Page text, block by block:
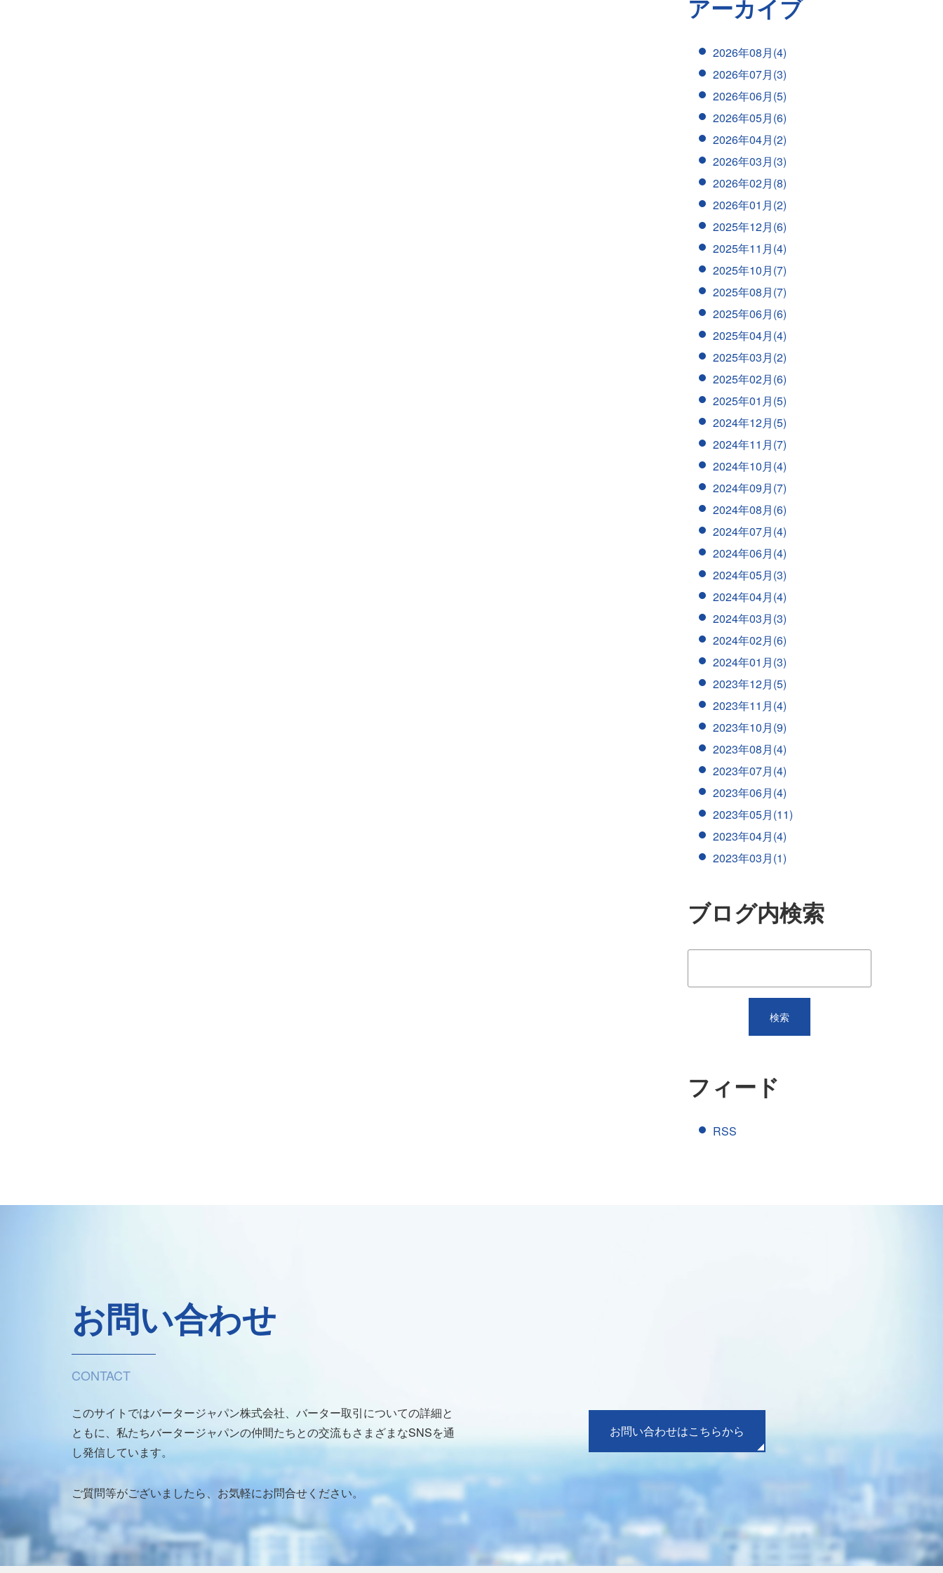
アーカイブ
2026年08月(4)
2026年07月(3)
2026年06月(5)
2026年05月(6)
2026年04月(2)
2026年03月(3)
2026年02月(8)
2026年01月(2)
2025年12月(6)
2025年11月(4)
2025年10月(7)
2025年08月(7)
2025年06月(6)
2025年04月(4)
2025年03月(2)
2025年02月(6)
2025年01月(5)
2024年12月(5)
2024年11月(7)
2024年10月(4)
2024年09月(7)
2024年08月(6)
2024年07月(4)
2024年06月(4)
2024年05月(3)
2024年04月(4)
2024年03月(3)
2024年02月(6)
2024年01月(3)
2023年12月(5)
2023年11月(4)
2023年10月(9)
2023年08月(4)
2023年07月(4)
2023年06月(4)
2023年05月(11)
2023年04月(4)
2023年03月(1)
ブログ内検索
フィード
RSS
お問い合わせ
CONTACT
このサイトではバータージャパン株式会社、バーター取引についての詳細と
ともに、私たちバータージャパンの仲間たちとの交流もさまざまなSNSを通
し発信しています。
ご質問等がございましたら、お気軽にお問合せください。
お問い合わせはこちらから